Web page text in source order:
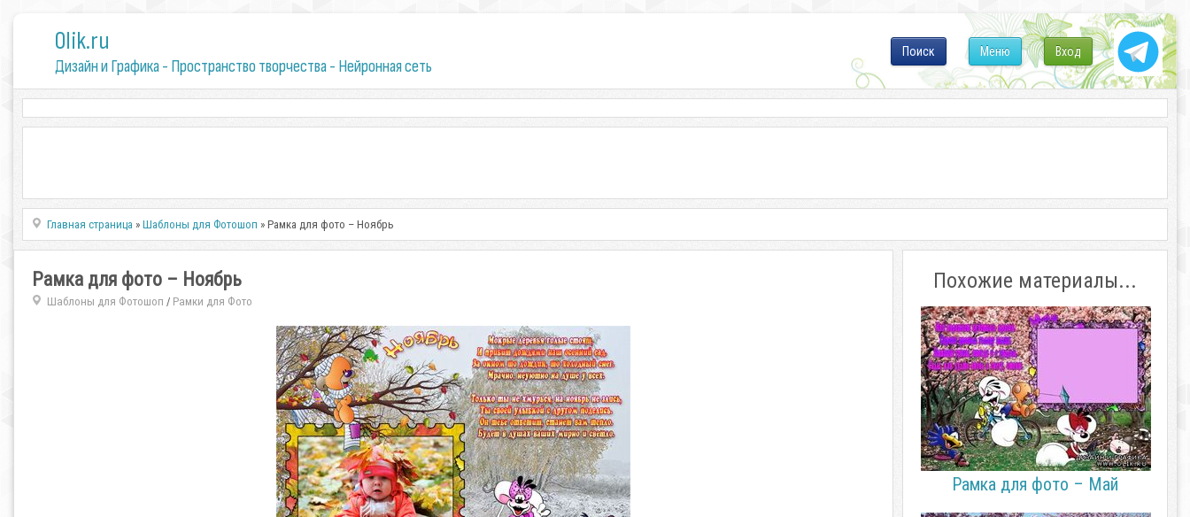
0lik.ru
Дизайн и Графика - Пространство творчества - Нейронная сеть
Вход
Меню
Поиск
Главная страница »Шаблоны для Фотошоп » Рамка для фото – Ноябрь
Рамка для фото – Ноябрь
Шаблоны для Фотошоп / Рамки для Фото
Похожие материалы...
Рамка для фото – Май